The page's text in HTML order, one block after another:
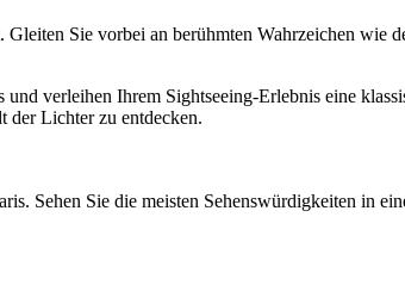
Sie vorbei an berühmten Wahrzeichen wie
verleihen Ihrem Sightseeing-Erlebnis eine
der Lichter zu entdecken.
Sehen Sie die meisten Sehenswürdigkeiten in